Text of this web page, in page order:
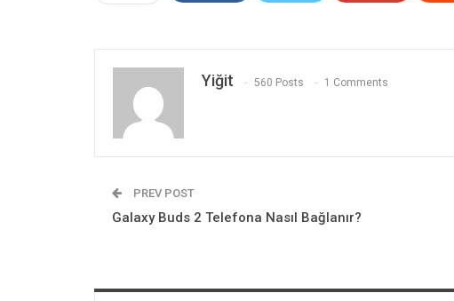
Yiğit 560 Posts 1 Comments
PREV POST
Galaxy Buds 2 Telefona Nasıl Bağlanır?